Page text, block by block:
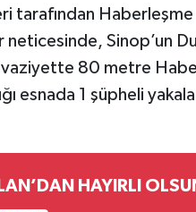
tarafından
neticesinde, Sinop’un
vaziyette 80 metre
esnada 1 şüpheli
HAYIRLI